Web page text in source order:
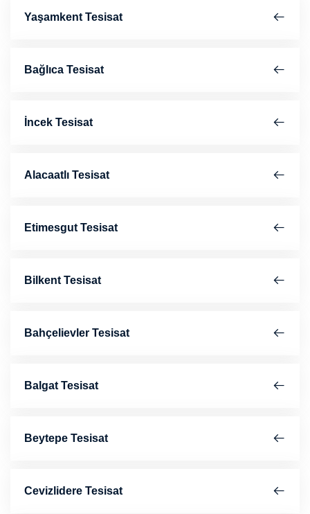
Yaşamkent Tesisat
Bağlıca Tesisat
İncek Tesisat
Alacaatlı Tesisat
Etimesgut Tesisat
Bilkent Tesisat
Bahçelievler Tesisat
Balgat Tesisat
Beytepe Tesisat
Cevizlidere Tesisat